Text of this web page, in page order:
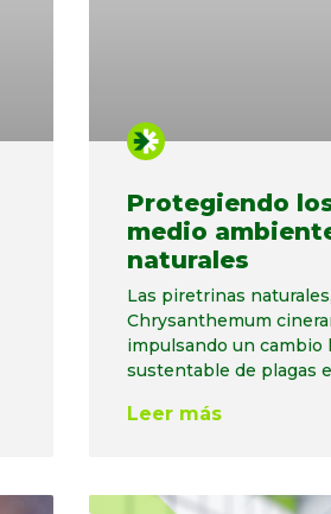
Protegiendo
medio
naturales
Las piretrinas
Chrysanthemum
impulsando un cambio
sustentable de plagas
Leer más